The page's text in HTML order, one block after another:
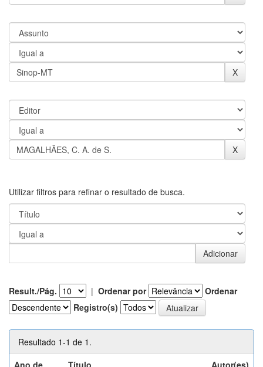
Utilizar filtros para refinar o resultado de busca.
Result./Pág. | Ordenar por
Ordenar
Registro(s)
Resultado 1-1 de 1.
Ano de
Título Autor(es)